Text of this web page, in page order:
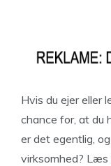
Hvis du ejer eller
chance for, at du
er det egentlig,
virksomhed? Læs